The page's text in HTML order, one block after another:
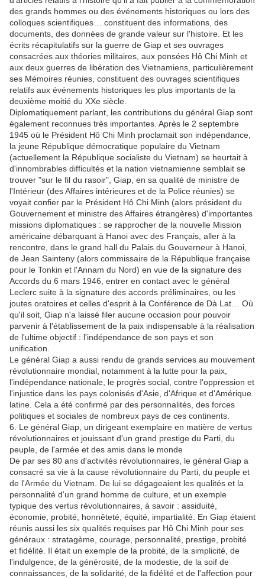
des grands hommes ou des événements historiques ou lors des
colloques scientifiques… constituent des informations, des
documents, des données de grande valeur sur l'histoire. Et les
écrits récapitulatifs sur la guerre de Giap et ses ouvrages
consacrées aux théories militaires, aux pensées Hô Chi Minh et
aux deux guerres de libération des Vietnamiens, particulièrement
ses Mémoires réunies, constituent des ouvrages scientifiques
relatifs aux événements historiques les plus importants de la
deuxième moitié du XXe siècle.
Diplomatiquement parlant, les contributions du général Giap sont
également reconnues très importantes. Après le 2 septembre
1945 où le Président Hô Chi Minh proclamait son indépendance,
la jeune République démocratique populaire du Vietnam
(actuellement la République socialiste du Vietnam) se heurtait à
d'innombrables difficultés et la nation vietnamienne semblait se
trouver "sur le fil du rasoir", Giap, en sa qualité de ministre de
l'Intérieur (des Affaires intérieures et de la Police réunies) se
voyait confier par le Président Hô Chi Minh (alors président du
Gouvernement et ministre des Affaires étrangères) d'importantes
missions diplomatiques : se rapprocher de la nouvelle Mission
américaine débarquant à Hanoi avec des Français, aller à la
rencontre, dans le grand hall du Palais du Gouverneur à Hanoi,
de Jean Sainteny (alors commissaire de la République française
pour le Tonkin et l'Annam du Nord) en vue de la signature des
Accords du 6 mars 1946, entrer en contact avec le général
Leclerc suite à la signature des accords préliminaires, ou les
joutes oratoires et celles d'esprit à la Conférence de Dà Lat… Où
qu'il soit, Giap n'a laissé filer aucune occasion pour pouvoir
parvenir à l'établissement de la paix indispensable à la réalisation
de l'ultime objectif : l'indépendance de son pays et son
unification.
Le général Giap a aussi rendu de grands services au mouvement
révolutionnaire mondial, notamment à la lutte pour la paix,
l'indépendance nationale, le progrès social, contre l'oppression et
l'injustice dans les pays colonisés d'Asie, d'Afrique et d'Amérique
latine. Cela a été confirmé par des personnalités, des forces
politiques et sociales de nombreux pays de ces continents.
6. Le général Giap, un dirigeant exemplaire en matière de vertus
révolutionnaires et jouissant d'un grand prestige du Parti, du
peuple, de l'armée et des amis dans le monde
De par ses 80 ans d'activités révolutionnaires, le général Giap a
consacré sa vie à la cause révolutionnaire du Parti, du peuple et
de l'Armée du Vietnam. De lui se dégageaient les qualités et la
personnalité d'un grand homme de culture, et un exemple
typique des vertus révolutionnaires, à savoir : assiduité,
économie, probité, honnêteté, équité, impartialité. En Giap étaient
réunis aussi les six qualités requises par Hô Chi Minh pour ses
généraux : stratagème, courage, personnalité, prestige, probité
et fidélité. Il était un exemple de la probité, de la simplicité, de
l'indulgence, de la générosité, de la modestie, de la soif de
connaissances, de la solidarité, de la fidélité et de l'affection pour